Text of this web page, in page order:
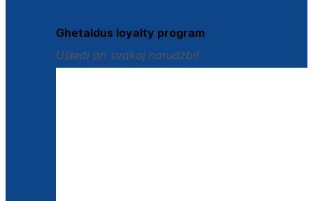
Ghetaldus loyalty program
Uštedi pri svakoj narudžbi!